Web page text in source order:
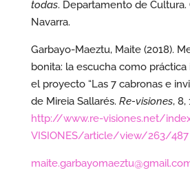
todas. Departamento de Cultura.
Navarra.
Garbayo-Maeztu, Maite (2018).
bonita: la escucha como
el proyecto “Las 7 cabronas e
de Mireia Sallarés. Re-visiones, 8,
http://www.re-visiones.net/
VISIONES/article/view/263/487